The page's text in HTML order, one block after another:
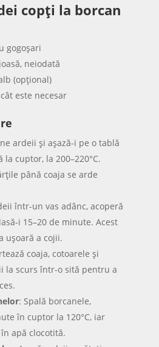
copți la borcan
gogoșari
neiodată
(opțional)
este necesar
ardeii și așază-i pe o tablă
cuptor, la 200–220°C.
până coaja se arde
într-un vas adânc, acoperă
i 15–20 de minute. Acest
ușoară a cojii.
coaja, cotoarele și
la scurs într-o sită pentru a
: Spală borcanele,
în cuptor la 120°C, iar
apă clocotită.